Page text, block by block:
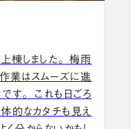
棟しました。 梅雨
業はスムーズに進
す。 これも日ごろ
的なカタチも見え